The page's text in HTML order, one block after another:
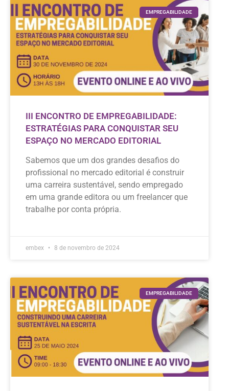
EMPREGABILIDADE
III ENCONTRO DE EMPREGABILIDADE:
ESTRATÉGIAS PARA CONQUISTAR SEU
ESPAÇO NO MERCADO EDITORIAL
Sabemos que um dos grandes desafios do
profissional no mercado editorial é construir
uma carreira sustentável, sendo empregado
em uma grande editora ou um freelancer que
trabalhe por conta própria.
embex 8 de novembro de 2024
EMPREGABILIDADE